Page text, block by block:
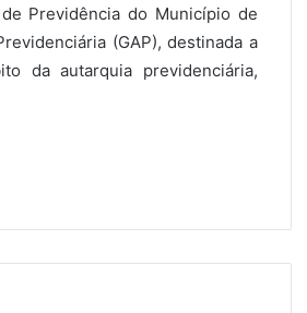
Previdência do Município de
(GAP), destinada a
da autarquia previdenciária,